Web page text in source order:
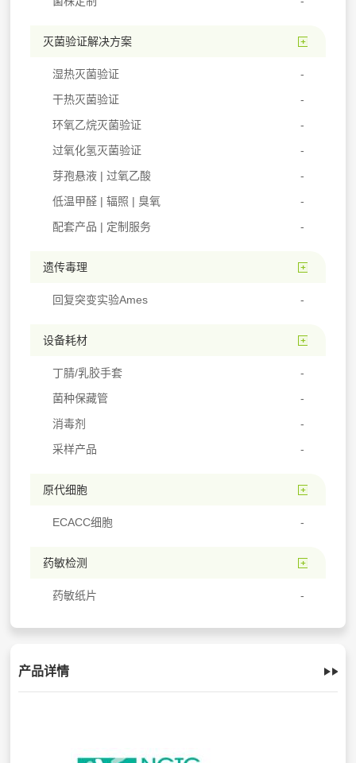
灭菌验证解决方案
湿热灭菌验证
干热灭菌验证
环氧乙烷灭菌验证
过氧化氢灭菌验证
芽孢悬液 | 过氧乙酸
低温甲醛 | 辐照 | 臭氧
配套产品 | 定制服务
遗传毒理
回复突变实验Ames
设备耗材
丁腈/乳胶手套
菌种保藏管
消毒剂
采样产品
原代细胞
ECACC细胞
药敏检测
药敏纸片
产品详情